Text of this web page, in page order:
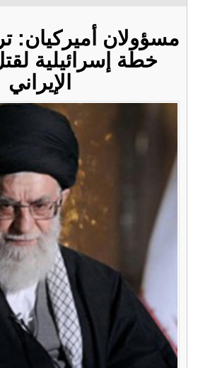
مسؤولان أميركيان:
خطة إسرائيلية
الإيراني